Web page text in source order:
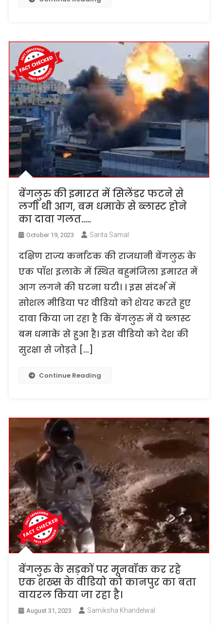
बेंगलुरु की इमारत में सिलेंडर फटने से
लगी थी आग, बम धमाके से ब्लास्ट होने
का दावा गलत…..
October 19, 2023 Sarita Samal
दक्षिण राज्य कर्नाटक की राजधानी बेंगलुरु के
एक पॉश इलाके में स्थित बहुमंजिला इमारत में
आग लगने की घटना घटी। । इस संदर्भ में
सोशल मीडिया पर वीडियो को शेयर करते हुए
दावा किया जा रहा है कि बेंगलुरु में ये ब्लास्ट
बम धमाके से हुआ है। इस वीडियो को देश की
सुरक्षा से जोड़ते […]
Continue Reading
बेंगलुरु के सड़कों पर मूनवॉक कर रहे
एक शख्स के वीडियो को कानपुर का बता
वायरल किया जा रहा है।
August 31, 2023 Samiksha Khandelwal